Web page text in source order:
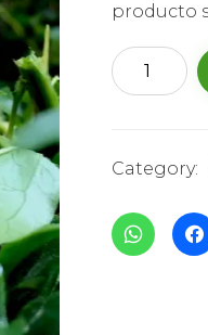
producto
La
puesta
Category: